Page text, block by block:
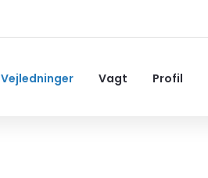
Vejledninger Vagt Profil